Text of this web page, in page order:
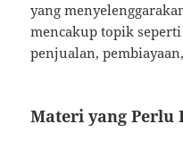
yang
mencakup topik
penjualan,
Materi yang Perlu